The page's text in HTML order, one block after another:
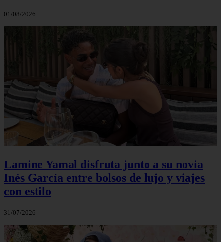
01/08/2026
Lamine Yamal disfruta junto a su novia
Inés García entre bolsos de lujo y viajes
con estilo
31/07/2026